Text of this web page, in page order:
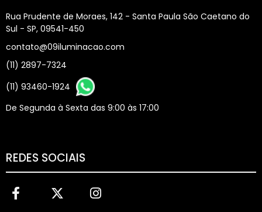
Rua Prudente de Moraes, 142 - Santa Paula São Caetano do
Sul - SP, 09541-450
contato@09iluminacao.com
(11) 2897-7324
(11) 93460-1924
De Segunda à Sexta das 9:00 às 17:00
REDES SOCIAIS